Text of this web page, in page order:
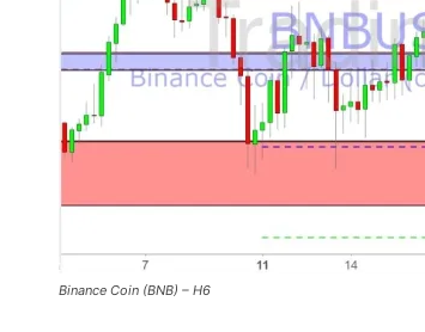
Binance Coin (BNB) – H6